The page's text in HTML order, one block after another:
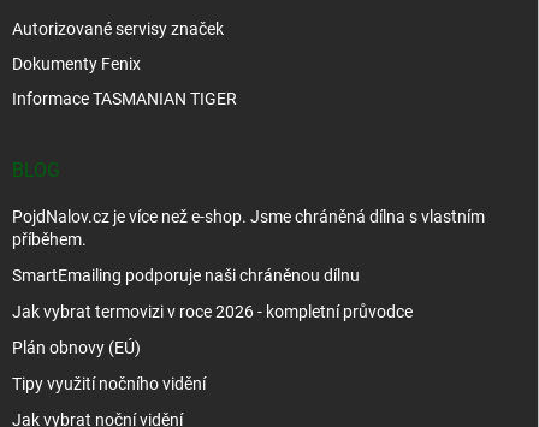
Autorizované servisy značek
Dokumenty Fenix
Informace TASMANIAN TIGER
BLOG
PojdNalov.cz je více než e-shop. Jsme chráněná dílna s vlastním
příběhem.
SmartEmailing podporuje naši chráněnou dílnu
Jak vybrat termovizi v roce 2026 - kompletní průvodce
Plán obnovy (EÚ)
Tipy využití nočního vidění
Jak vybrat noční vidění